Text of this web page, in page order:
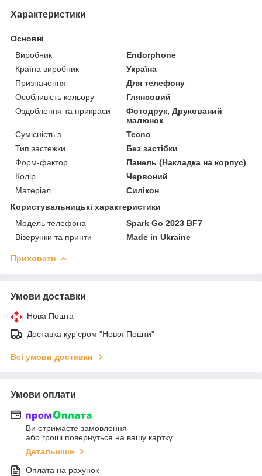
Характеристики
Основні
Виробник
Endorphone
Країна виробник
Україна
Призначення
Для телефону
Особливість кольору
Глянсовий
Оздоблення та прикраси
Фотодрук, Друкований
малюнок
Сумісність з
Tecno
Тип застежки
Без застібки
Форм-фактор
Панель (Накладка на корпус)
Колір
Червоний
Матеріал
Силікон
Користувальницькі характеристики
Модель телефона
Spark Go 2023 BF7
Візерунки та принти
Made in Ukraine
Приховати
Умови доставки
Нова Пошта
Доставка кур'єром "Нової Пошти"
Всі умови доставки
Умови оплати
Ви отримаєте замовлення
або гроші повернуться на вашу картку
Детальніше
Оплата на рахунок